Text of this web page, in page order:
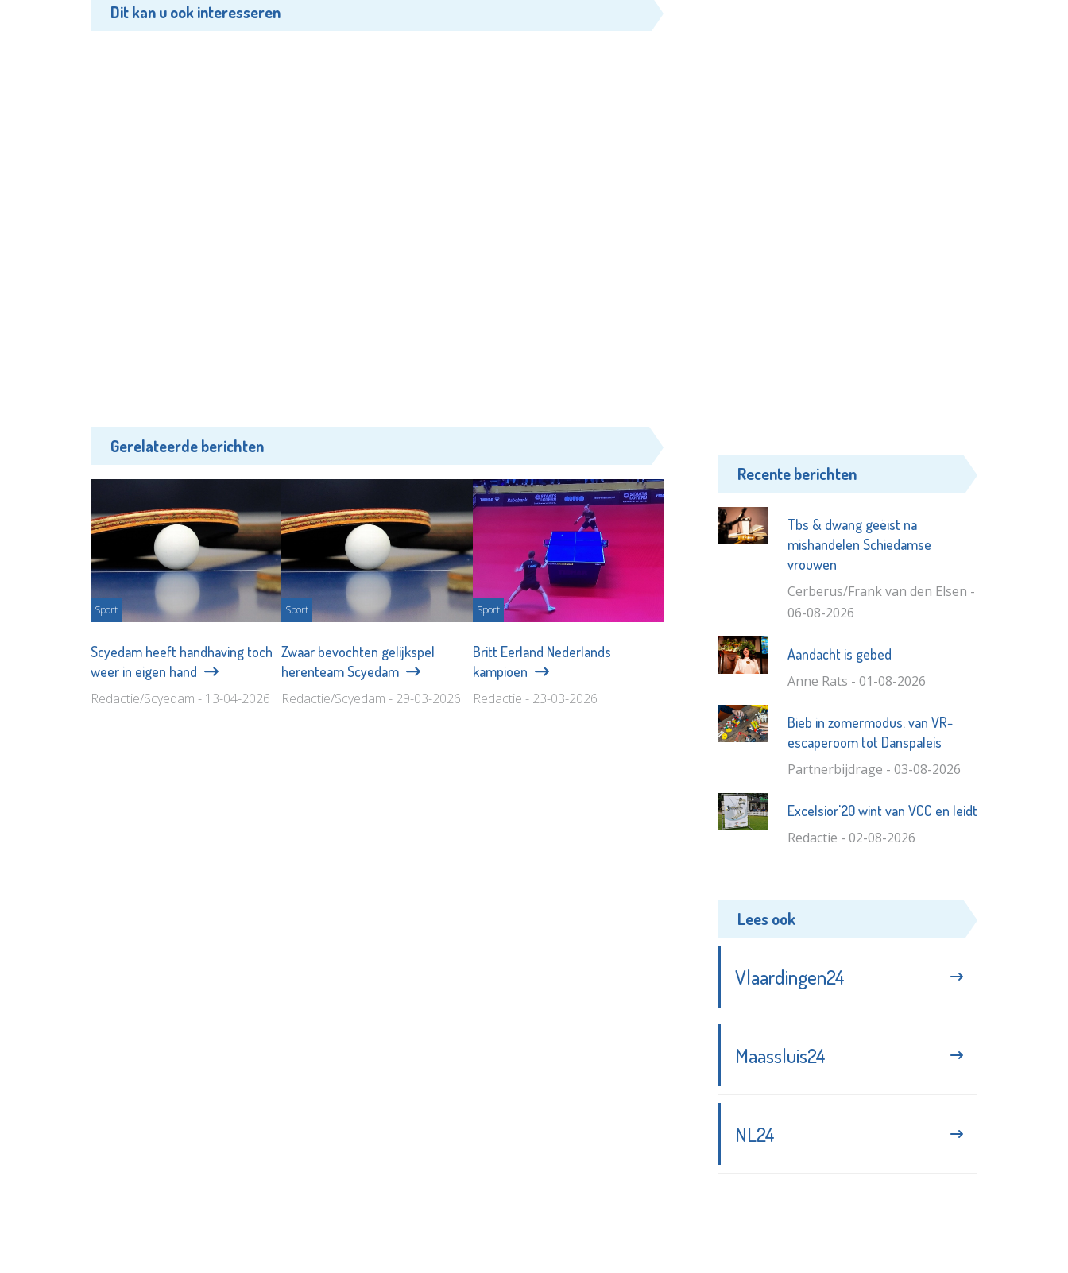
Dit kan u ook interesseren
Gerelateerde berichten
Sport
Scyedam heeft handhaving toch
weer in eigen hand
Redactie/Scyedam - 13-04-2026
Sport
Zwaar bevochten gelijkspel
herenteam Scyedam
Redactie/Scyedam - 29-03-2026
Sport
Britt Eerland Nederlands
kampioen
Redactie - 23-03-2026
Recente berichten
Tbs & dwang geëist na
mishandelen Schiedamse
vrouwen
Cerberus/Frank van den Elsen -
06-08-2026
Aandacht is gebed
Anne Rats - 01-08-2026
Bieb in zomermodus: van VR-
escaperoom tot Danspaleis
Partnerbijdrage - 03-08-2026
Excelsior'20 wint van VCC en leidt
Redactie - 02-08-2026
Lees ook
Vlaardingen24
Maassluis24
NL24